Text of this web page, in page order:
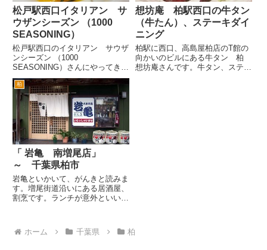
松戸駅西口イタリアン サ
ウザンシーズン （1000
SEASONING）
松戸駅西口のイタリアン サウザ
ンシーズン （1000
SEASONING）さんにやってきま
した。松戸駅西口を出て、ロータ
リー左から2本目の路地を左へ。
正面に伊勢丹が見える通りです。
ここを即右へ。 1分ほど歩いて
くると↑上のような白いビルに...
想坊庵 柏駅西口の牛タン
（牛たん）、ステーキダイ
ニング
柏駅に西口、高島屋柏店のT館の
向かいのビルにある牛タン 柏
想坊庵さんです。牛タン、ステー
柏
「 岩亀 南増尾店」
～ 千葉県柏市
岩亀といかいて、がんきと読みま
す。増尾街道沿いにある居酒屋、
割烹です。ランチが意外といいで
そごう第二駐車場（昔の寺島駐車
場）の向かいのビルの地下にあっ
ホーム 千葉県 柏